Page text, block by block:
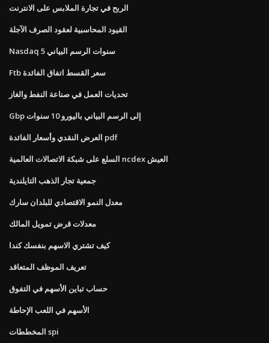
الربح في تجارة الملابس على الانترنت
القيود المحاسبية لعقود الصرف الآجلة
Nasdaq 5 سنوات الرسم البياني
Ftb سعر القسط اتفاق الفائدة
تحديات العمل في صناعة النفط والغاز
Gbp إلى الرسم البياني باليورو 10 سنوات
العرض النقدي وأسعار الفائدة pdf
السلع على شبكة الاتصالات العالمية ncdex العيش
جمعية تجار الذهب التايلندية
معدل النمو الاقتصادي للبلدان سارك
معدلات قرض تمويل المالك
كيف تشتري الاسهم بنفسك كندا
تعريف الموظف المتعاقد
حساب تباين الأسهم في التفوق
الأسهم في اللعب الإحاطة
المخططات spi